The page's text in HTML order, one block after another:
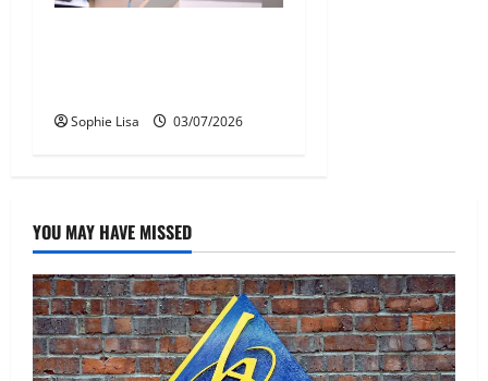
Sophie Lisa 03/07/2026
YOU MAY HAVE MISSED